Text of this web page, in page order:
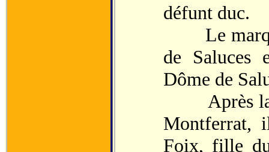
défunt duc.
Le
de Saluces
Dôme de
Après la
Montferrat,
Foix, fille